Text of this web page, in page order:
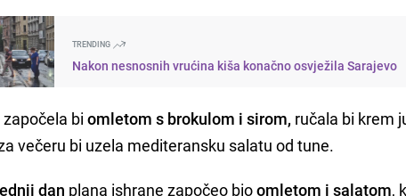
TRENDING
Nakon nesnosnih vrućina kiša konačno osvježila Sarajevo
započela biomletom s brokulom i sirom, ručala bi krem
večeru bi uzela mediteransku salatu od tune.
dan plana ishrane započeo bioomletom i salatom,